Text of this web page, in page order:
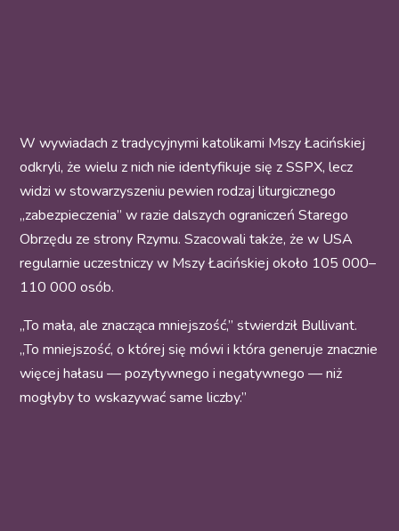
W wywiadach z tradycyjnymi katolikami Mszy Łacińskiej
odkryli, że wielu z nich nie identyfikuje się z SSPX, lecz
widzi w stowarzyszeniu pewien rodzaj liturgicznego
„zabezpieczenia” w razie dalszych ograniczeń Starego
Obrzędu ze strony Rzymu. Szacowali także, że w USA
regularnie uczestniczy w Mszy Łacińskiej około 105 000–
110 000 osób.
„To mała, ale znacząca mniejszość,” stwierdził Bullivant.
„To mniejszość, o której się mówi i która generuje znacznie
więcej hałasu — pozytywnego i negatywnego — niż
mogłyby to wskazywać same liczby.”